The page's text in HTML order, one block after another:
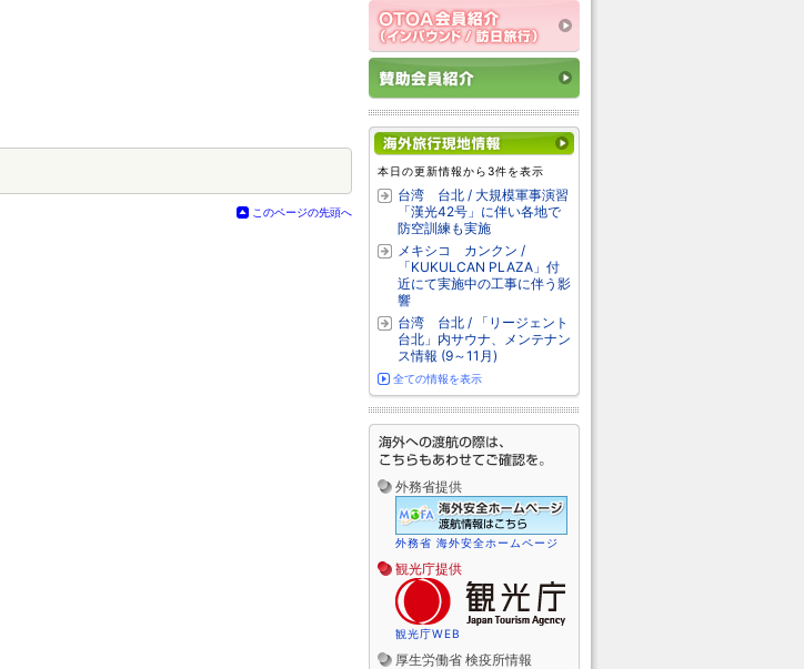
このページの先頭へ
本日の更新情報から3件を表示
台湾 台北 / 大規模軍事演習
「漢光42号」に伴い各地で
防空訓練も実施
メキシコ カンクン /
「KUKULCAN PLAZA」付
近にて実施中の工事に伴う影
響
台湾 台北 / 「リージェント
台北」内サウナ、メンテナン
ス情報 (9～11月)
全ての情報を表示
外務省提供
外務省 海外安全ホームページ
観光庁提供
観光庁WEB
厚生労働省 検疫所情報